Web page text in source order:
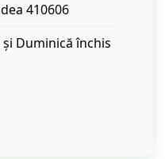
410606
Duminică închis